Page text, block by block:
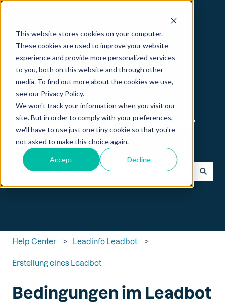
This website stores cookies on your computer.
These cookies are used to improve your website
experience and provide more personalized services
to you, both on this website and through other
media. To find out more about the cookies we use,
see our Privacy Policy.
We won't track your information when you visit our
site. But in order to comply with your preferences,
we'll have to use just one tiny cookie so that you're
not asked to make this choice again.
Accept Decline
Hallo 👋 wie können wir
helfen?
Es gibt keine Vorschläge, da das Suchfeld leer ist.
Help Center Leadinfo Leadbot
Erstellung eines Leadbot
Bedingungen im Leadbot